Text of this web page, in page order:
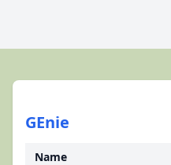
GEnie
Name